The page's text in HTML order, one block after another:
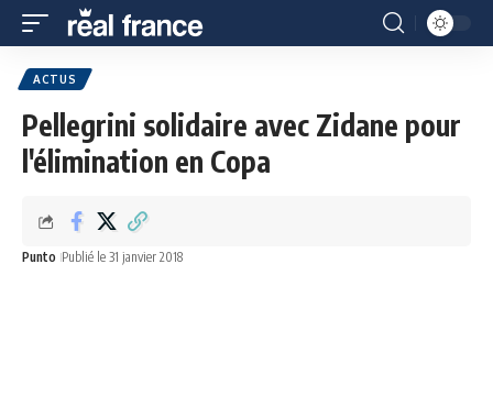
ACTUS
Pellegrini solidaire avec Zidane pour
l'élimination en Copa
Punto Publié le 31 janvier 2018